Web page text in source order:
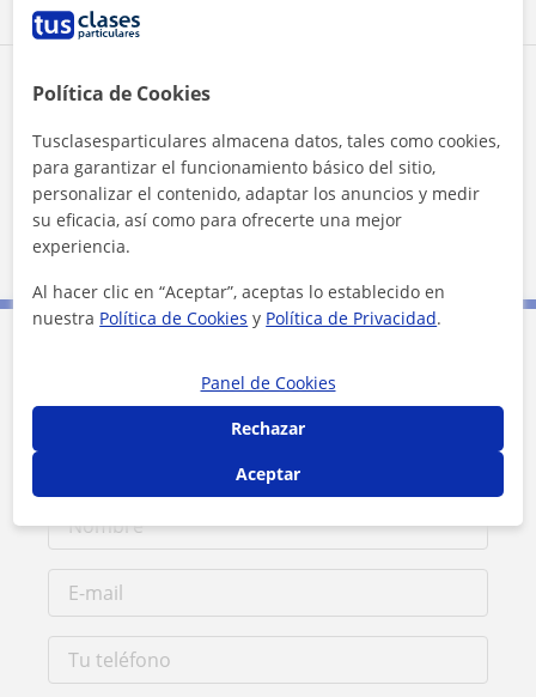
Zona de Victor Hugo
Localidades a las que se desplaza para dar clase
Torre del Campo
Los Villares
Jamilena
Jaén (Ciudad)
Contacta con Victor Hugo
Política de Cookies
Tusclasesparticulares almacena datos, tales como cookies,
para garantizar el funcionamiento básico del sitio,
personalizar el contenido, adaptar los anuncios y medir
su eficacia, así como para ofrecerte una mejor
experiencia.
Al hacer clic en “Aceptar”, aceptas lo establecido en
nuestra Política de Cookies y Política de Privacidad.
Panel de Cookies
Rechazar
Aceptar